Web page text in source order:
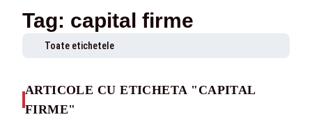
Tag: capital firme
Toate etichetele
ARTICOLE CU ETICHETA "CAPITAL
FIRME"